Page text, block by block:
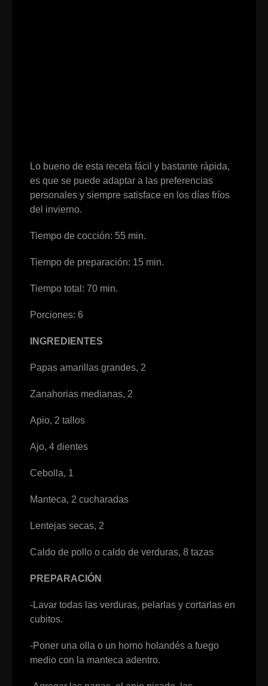
Lo bueno de esta receta fácil y bastante rápida,
es que se puede adaptar a las preferencias
personales y siempre satisface en los días fríos
del invierno.
Tiempo de cocción: 55 min.
Tiempo de preparación: 15 min.
Tiempo total: 70 min.
Porciones: 6
INGREDIENTES
Papas amarillas grandes, 2
Zanahorias medianas, 2
Apio, 2 tallos
Ajo, 4 dientes
Cebolla, 1
Manteca, 2 cucharadas
Lentejas secas, 2
Caldo de pollo o caldo de verduras, 8 tazas
PREPARACIÓN
-Lavar todas las verduras, pelarlas y cortarlas en
cubitos.
-Poner una olla o un horno holandés a fuego
medio con la manteca adentro.